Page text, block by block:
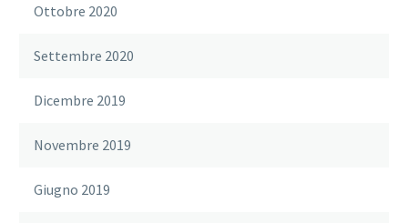
Ottobre 2020
Settembre 2020
Dicembre 2019
Novembre 2019
Giugno 2019